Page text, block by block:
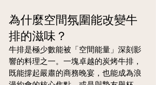
為什麼空間氛圍能改變牛
排的滋味？
牛排是極少數能被「空間能量」深刻影
響的料理之一。一塊卓越的炭烤牛排，
既能撐起嚴肅的商務晚宴，也能成為浪